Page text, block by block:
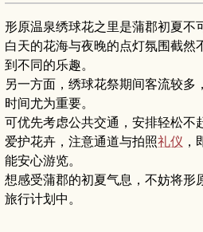
形原温泉绣球花之里是蒲郡初夏不
白天的花海与夜晚的点灯氛围截然
到不同的乐趣。
另一方面，绣球花祭期间客流较多
时间尤为重要。
可优先考虑公共交通，安排轻松不
爱护花卉，注意通道与拍照礼仪
能安心游览。
想感受蒲郡的初夏气息，不妨将形
旅行计划中。